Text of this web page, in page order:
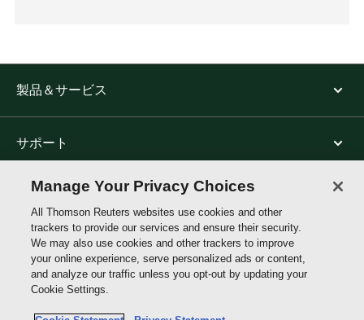
製品＆サービス
サポート
トムソン・ロイターについて
公式SNS
Manage Your Privacy Choices
All Thomson Reuters websites use cookies and other
trackers to provide our services and ensure their security.
We may also use cookies and other trackers to improve
your online experience, serve personalized ads or content,
and analyze our traffic unless you opt-out by updating your
Cookie Settings.